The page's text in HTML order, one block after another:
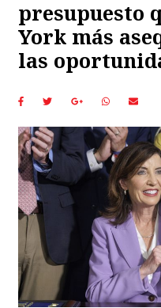
presupuesto
York más
las